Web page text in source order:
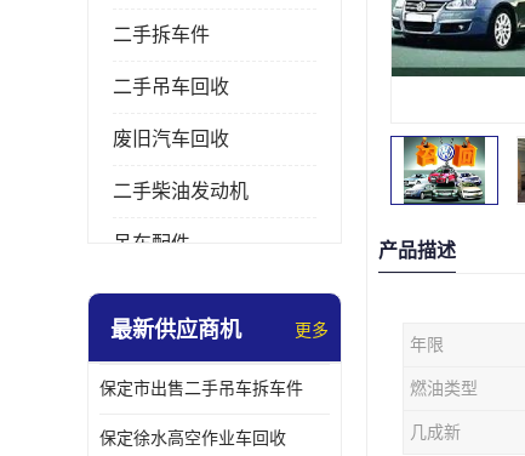
二手拆车件
二手吊车回收
废旧汽车回收
二手柴油发动机
吊车配件
挖掘机拆车件
最新供应商机 更多
保定市出售二手吊车拆车件
保定徐水高空作业车回收
产品描述
年限
燃油类型
几成新